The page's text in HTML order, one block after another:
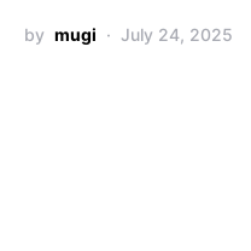
by mugi July 24, 2025